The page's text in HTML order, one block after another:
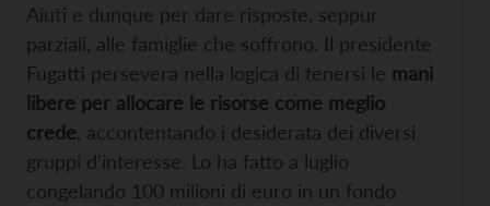
Aiuti e dunque per dare risposte, seppur
parziali, alle famiglie che soffrono. Il presidente
Fugatti persevera nella logica di tenersi le mani
libere per allocare le risorse come meglio
crede , accontentando i desiderata dei diversi
gruppi d’interesse. Lo ha fatto a luglio
congelando 100 milioni di euro in un fondo